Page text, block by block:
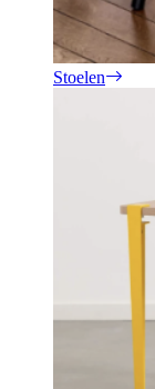
Stoelen